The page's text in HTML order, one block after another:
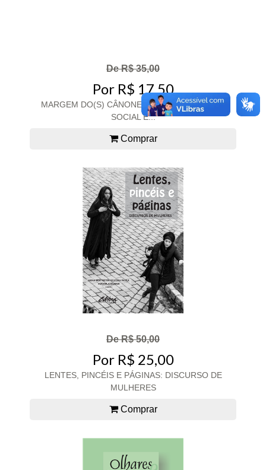
De R$ 35,00
Por R$ 17,50
MARGEM DO(S) CÂNONE(S), À: PENSAMENTO
SOCIAL E...
Comprar
De R$ 50,00
Por R$ 25,00
LENTES, PINCÉIS E PÁGINAS: DISCURSO DE
MULHERES
Comprar